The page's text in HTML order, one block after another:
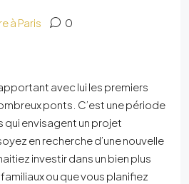
à Paris 0
avec lui les premiers
ponts. C’est une période
qui envisagent un projet
en recherche d’une nouvelle
investir dans un bien plus
ou que vous planifiez